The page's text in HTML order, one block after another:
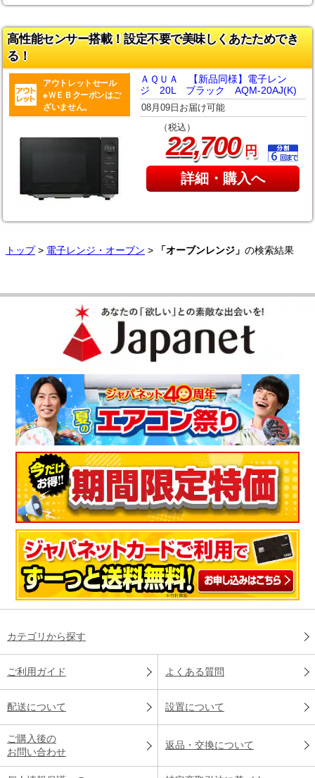
高性能センサー搭載！設定不要で美味しくあたためでき
る！
アウトレットセール
※ＷＥＢクーポンはご
ざいません。
ＡＱＵＡ 【新品同様】電子レン
ジ 20L ブラック AQM-20AJ(K)
08月09日お届け可能
（税込）
22,700円
詳細・購入へ
トップ> 電子レンジ・オーブン > 「オーブンレンジ」 の検索結果
カテゴリから探す
ご利用ガイド よくある質問
配送について 設置について
ご購入後の
お問い合わせ
返品・交換について